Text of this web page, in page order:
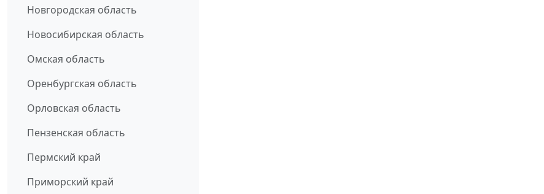
Новгородская область
Новосибирская область
Омская область
Оренбургская область
Орловская область
Пензенская область
Пермский край
Приморский край